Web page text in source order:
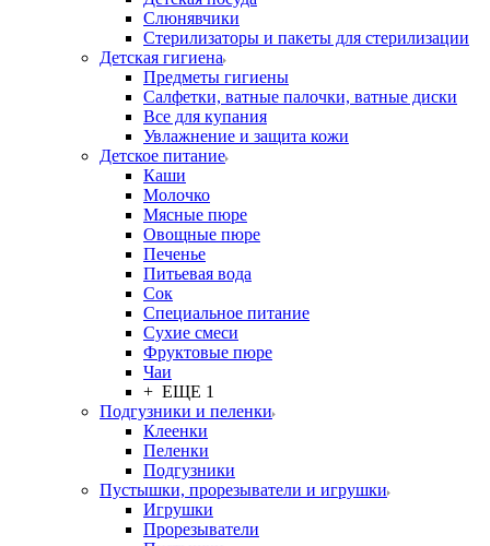
Слюнявчики
Стерилизаторы и пакеты для стерилизации
Детская гигиена
Предметы гигиены
Салфетки, ватные палочки, ватные диски
Все для купания
Увлажнение и защита кожи
Детское питание
Каши
Молочко
Мясные пюре
Овощные пюре
Печенье
Питьевая вода
Сок
Специальное питание
Сухие смеси
Фруктовые пюре
Чаи
+ ЕЩЕ 1
Подгузники и пеленки
Клеенки
Пеленки
Подгузники
Пустышки, прорезыватели и игрушки
Игрушки
Прорезыватели